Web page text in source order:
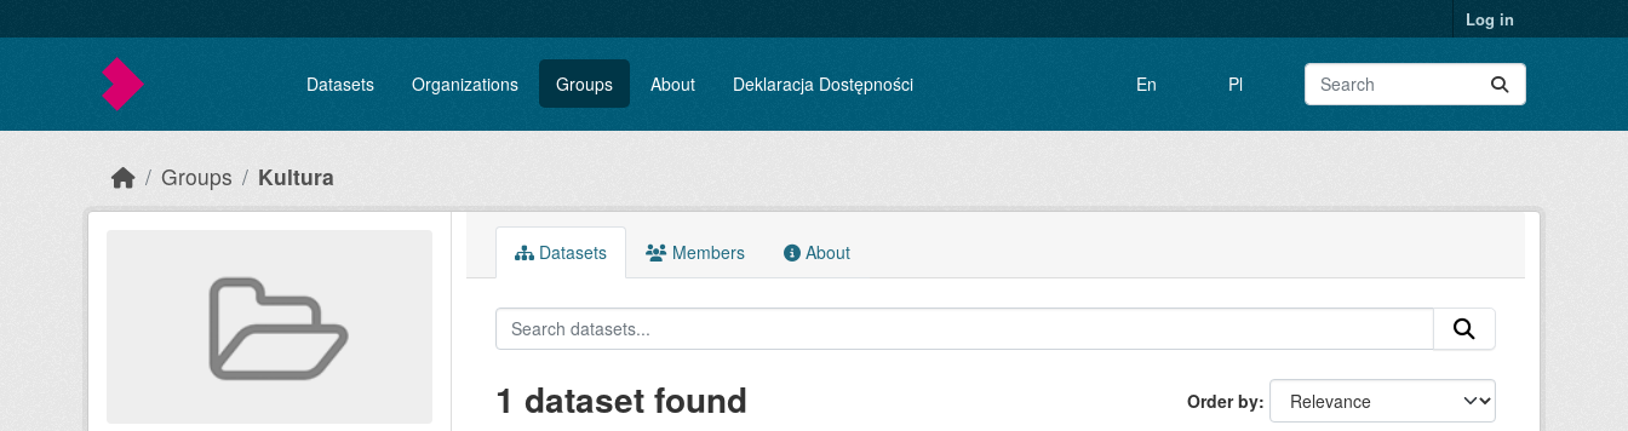
Log in
Datasets Organizations Groups About Deklaracja Dostępności En Pl
Groups Kultura
Datasets Members About
Order by
1 dataset found